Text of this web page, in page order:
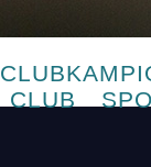
CLUB